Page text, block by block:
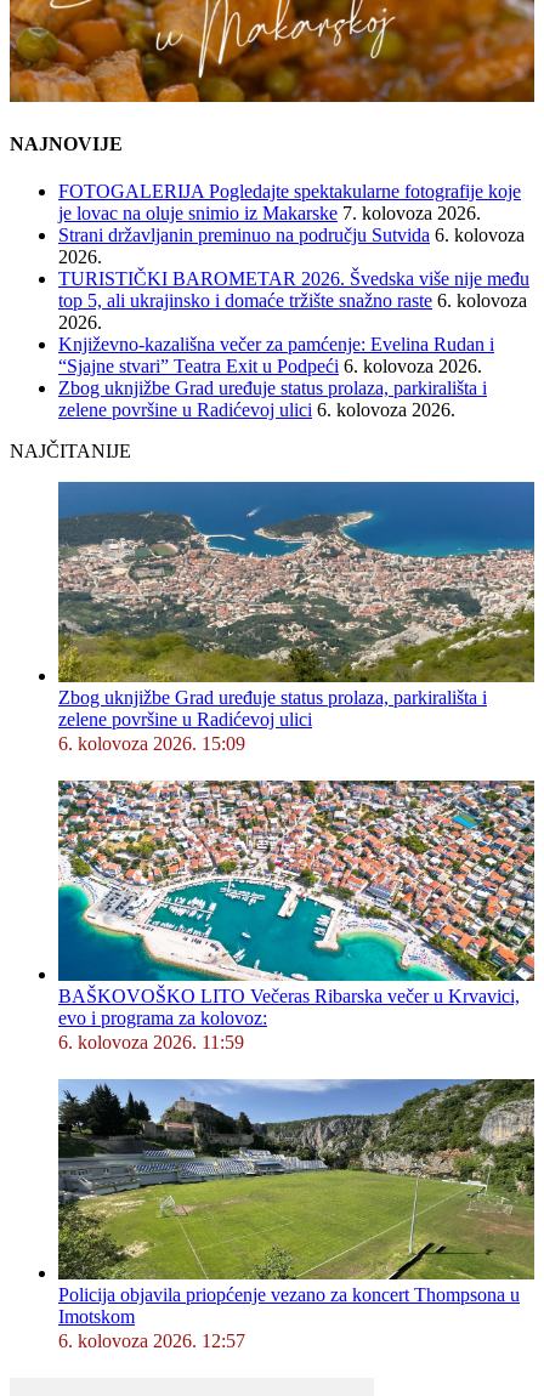
NAJNOVIJE
FOTOGALERIJA Pogledajte spektakularne fotografije koje
je lovac na oluje snimio iz Makarske 7. kolovoza 2026.
Strani državljanin preminuo na području Sutvida 6. kolovoza
2026.
TURISTIČKI BAROMETAR 2026. Švedska više nije među
top 5, ali ukrajinsko i domaće tržište snažno raste 6. kolovoza
2026.
Književno-kazališna večer za pamćenje: Evelina Rudan i
“Sjajne stvari” Teatra Exit u Podpeći 6. kolovoza 2026.
Zbog uknjižbe Grad uređuje status prolaza, parkirališta i
zelene površine u Radićevoj ulici 6. kolovoza 2026.
NAJČITANIJE
Zbog uknjižbe Grad uređuje status prolaza, parkirališta i
zelene površine u Radićevoj ulici
6. kolovoza 2026. 15:09
BAŠKOVOŠKO LITO Večeras Ribarska večer u Krvavici,
evo i programa za kolovoz:
6. kolovoza 2026. 11:59
Policija objavila priopćenje vezano za koncert Thompsona u
Imotskom
6. kolovoza 2026. 12:57